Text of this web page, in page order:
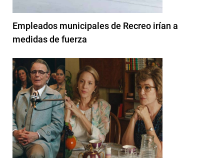
Empleados municipales de Recreo irían a
medidas de fuerza